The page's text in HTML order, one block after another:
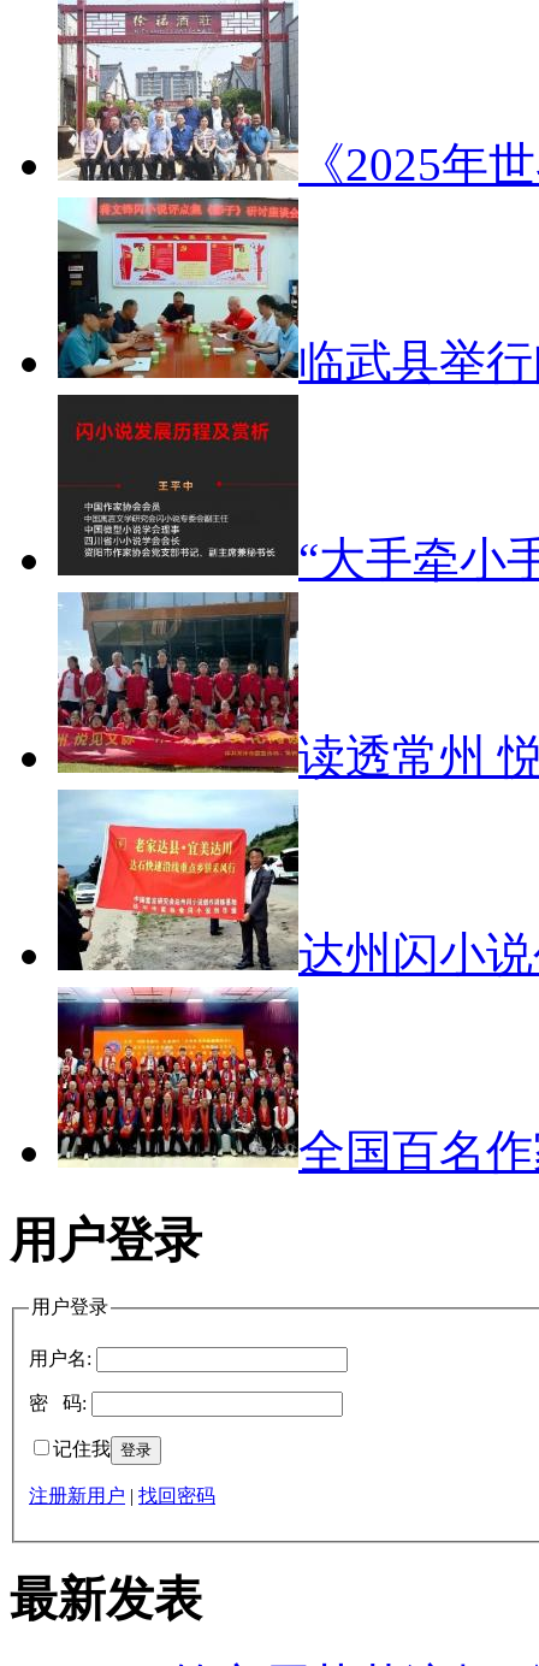
《2025年
临武县举
“大手牵小
读透常州
达州闪小
全国百名
用户登录
用户登录
用户名:
密 码:
记住我
注册新用户 | 找回密码
最新发表